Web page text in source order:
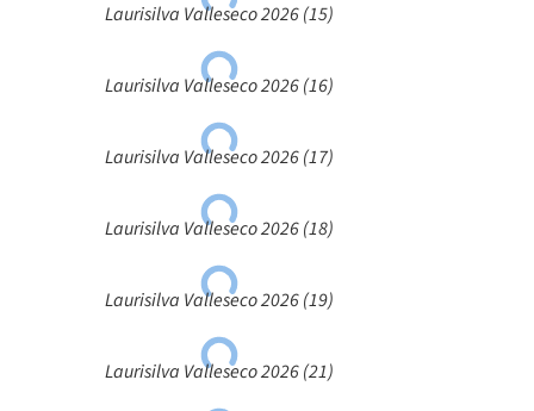
Laurisilva Valleseco 2026 (15)
Laurisilva Valleseco 2026 (16)
Laurisilva Valleseco 2026 (17)
Laurisilva Valleseco 2026 (18)
Laurisilva Valleseco 2026 (19)
Laurisilva Valleseco 2026 (21)